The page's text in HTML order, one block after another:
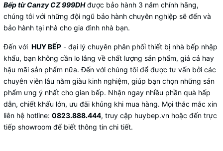
Bếp từ Canzy CZ 999DHđược bảo hành 3 năm chính hãng,
chúng tôi với những đội ngũ bảo hành chuyên nghiệp sẽ đến và
bảo hành tại nhà cho gia đình nhà bạn.
Đến với HUY BẾP - đại lý chuyên phân phối thiết bị nhà bếp nhập
khẩu, bạn không cần lo lắng về chất lượng sản phẩm, giá cả hay
hậu mãi sản phẩm nữa. Đến với chúng tôi để được tư vấn bởi các
chuyên viên lâu năm giàu kinh nghiệm, giúp bạn chọn những sản
phẩm ưng ý nhất cho gian bếp. Nhận ngay nhiều phần quà hấp
dẫn, chiết khấu lớn, ưu đãi khủng khi mua hàng. Mọi thắc mắc xin
liên hệ hotline: 0823.888.444, truy cập huybep.vn hoặc đến trực
tiếp showroom để biết thông tin chi tiết.